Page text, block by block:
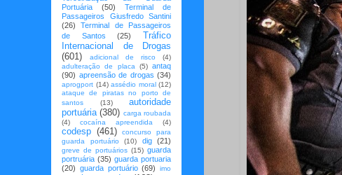
Portuária
(50)
Terminal de
Passageiros Giusfredo Santini
(26)
Terminal de Passageiros
de Santos
(25)
Tráfico
Internacional de Drogas
(601)
adicional de risco
(4)
adulteração de placa
(5) antaq
(90) apreensão de drogas (34)
aprogport (14) assédio moral (12)
ataque de piratas no porto de
santos
(13)
autoridade
portuária (380) carga roubada
(4)
cocaína apreendida (4)
codesp (461)
concurso para
guarda portuário
(10) dig (21)
greve de portuários (15) guarda
portruária (35) guarda portuaria
(20) guarda portuário (69)
imo